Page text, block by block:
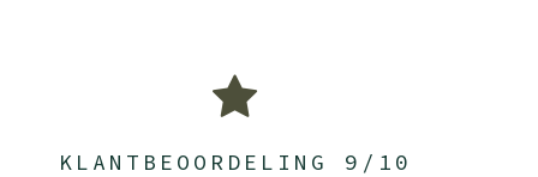
waar anderen vaak maar 0.2mm gebruiken.
KLANTBEOORDELING 9/10